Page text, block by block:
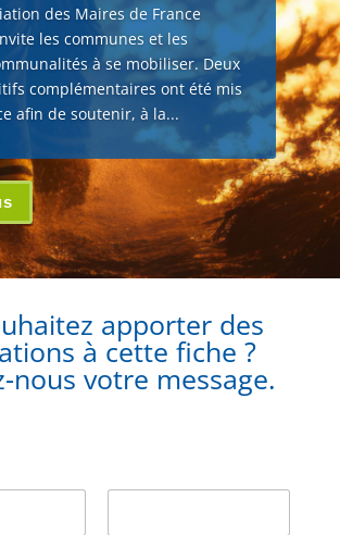
des Maires de France
les communes et les
à se mobiliser. Deux
complémentaires ont été mis
afin de soutenir, à la...
apporter des
à cette fiche ?
nous votre message.